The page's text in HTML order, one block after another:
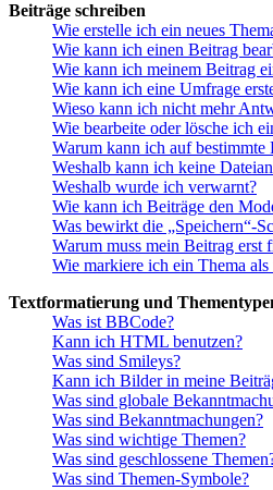
Beiträge schreiben
Wie erstelle ich ein neues
Wie kann ich einen Beitrag
Wie kann ich meinem Beitrag
Wie kann ich eine Umfrage
Wieso kann ich nicht mehr
Wie bearbeite oder lösche ich
Warum kann ich auf bestimmte
Weshalb kann ich keine
Weshalb wurde ich verwarnt?
Wie kann ich Beiträge den
Was bewirkt die „Speichern“-
Warum muss mein Beitrag erst
Wie markiere ich ein Thema als
Textformatierung und
Was ist BBCode?
Kann ich HTML benutzen?
Was sind Smileys?
Kann ich Bilder in meine
Was sind globale
Was sind Bekanntmachungen?
Was sind wichtige Themen?
Was sind geschlossene
Was sind Themen-Symbole?